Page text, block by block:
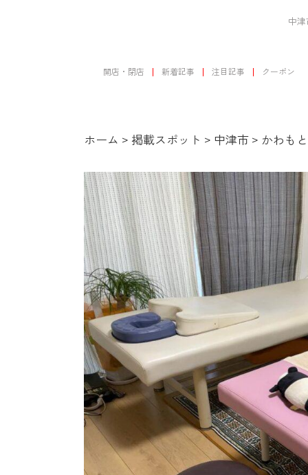
中
開店・閉店 新着記事 注目記事 クーポン
ホーム > 掲載スポット > 中津市 > かわも